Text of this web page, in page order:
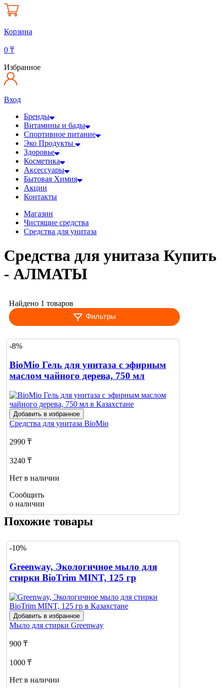
Корзина
0 ₸
Избранное
Вход
Бренды
Витамины и бады
Спортивное питание
Эко Продукты
Здоровье
Косметика
Аксессуары
Бытовая Химия
Акции
Контакты
Магазин
Чистящие средства
Средства для унитаза
Средства для унитаза Купить
- АЛМАТЫ
Найдено 1 товаров
Фильтры
-8%
BioMio Гель для унитаза с эфирным
маслом чайного дерева, 750 мл
Добавить в избранное
Средства для унитаза BioMio
2990 ₸
3240 ₸
Нет в наличии
Сообщить
о наличии
Похожие товары
-10%
Greenway, Экологичное мыло для
стирки BioTrim MINT, 125 гр
Добавить в избранное
Мыло для стирки Greenway
900 ₸
1000 ₸
Нет в наличии